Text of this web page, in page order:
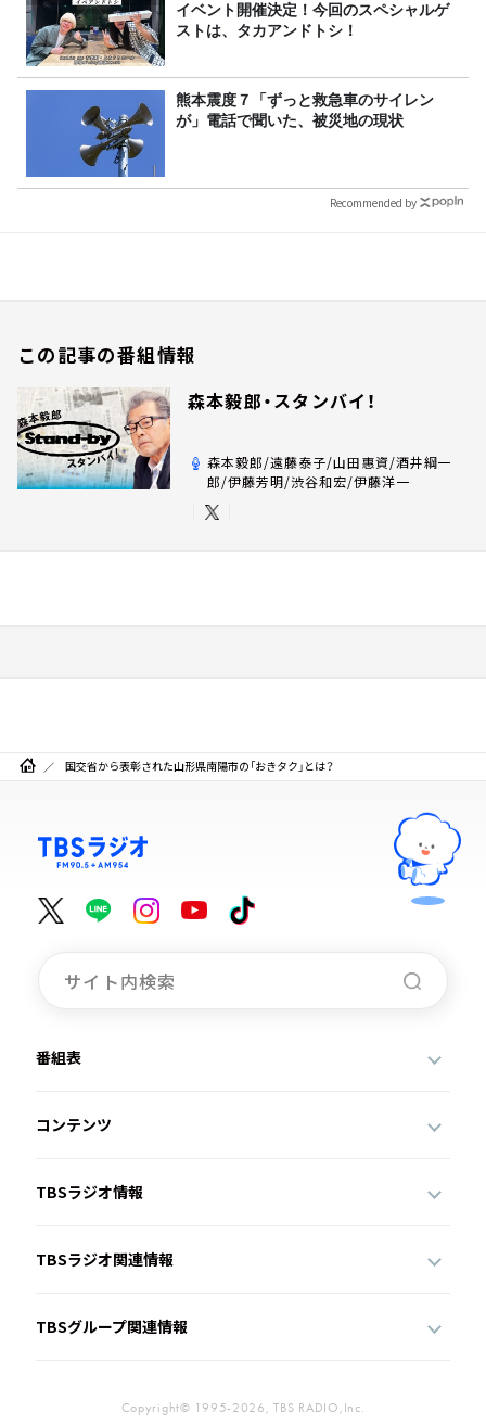
イベント開催決定！今回のスペシャルゲ
ストは、タカアンドトシ！
熊本震度７「ずっと救急車のサイレン
が」電話で聞いた、被災地の現状
Recommended by
この記事の番組情報
森本毅郎・スタンバイ！
森本毅郎/遠藤泰子/山田惠資/酒井綱一
郎/伊藤芳明/渋谷和宏/伊藤洋一
国交省から表彰された山形県南陽市の「おきタク」とは？
番組表
コンテンツ
TBSラジオ情報
TBSラジオ関連情報
TBSグループ関連情報
Copyright© 1995-2026, TBS RADIO,Inc.